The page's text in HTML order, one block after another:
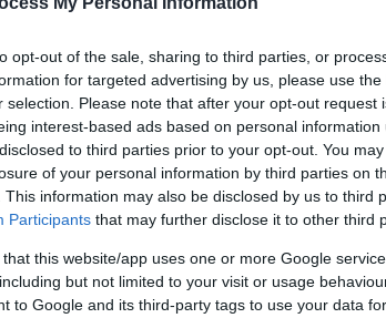
opt-out of the sale, sharing to third parties, or
for targeted advertising by us, please use
selection. Please note that after your opt-out request
interest-based ads based on personal
to third parties prior to your opt-out. You
of your personal information by third parties on
This information may also be disclosed by us to third
Participants that may further disclose it to other third
that this website/app uses one or more Google
but not limited to your visit or usage
to Google and its third-party tags to use your data
NDP - Instagram)